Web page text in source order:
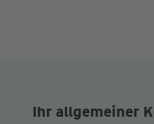
Ihr allgemeiner